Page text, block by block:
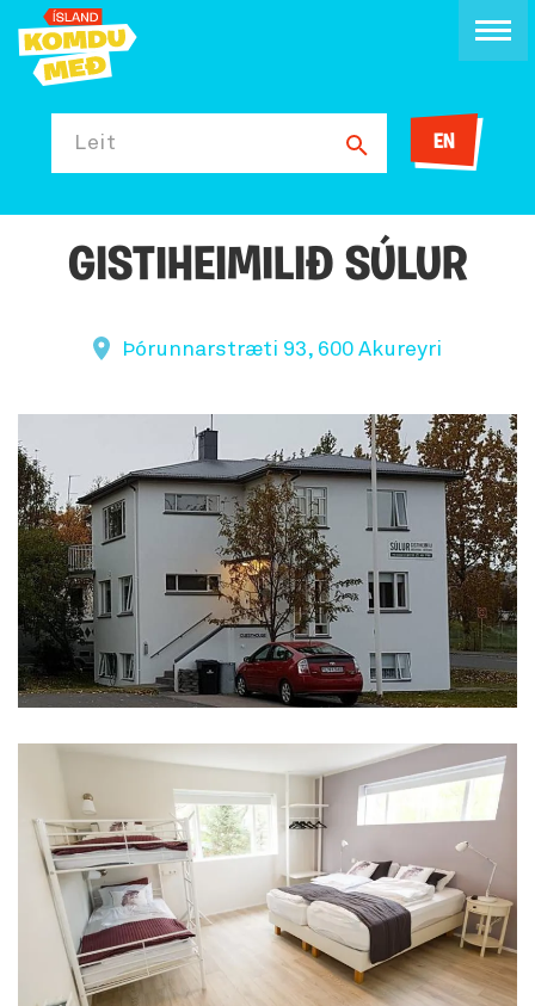
Leit EN
GISTIHEIMILIÐ SÚLUR
Þórunnarstræti 93, 600 Akureyri